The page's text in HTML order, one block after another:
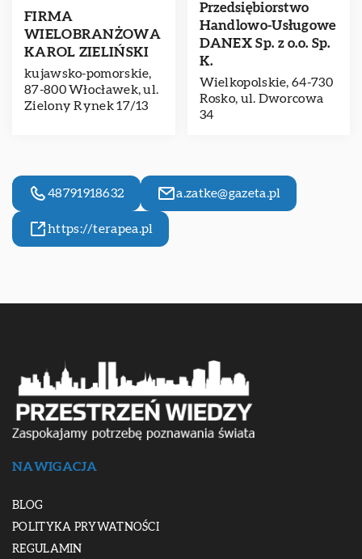
FIRMA
WIELOBRANŻOWA
KAROL ZIELIŃSKI
kujawsko-pomorskie,
87-800 Włocławek, ul.
Zielony Rynek 17/13
Przedsiębiorstwo
Handlowo-Usługowe
DANEX Sp. z o.o. Sp.
K.
Wielkopolskie, 64-730
Rosko, ul. Dworcowa
34
48791918632 a.zatke@gazeta.pl
https://terapea.pl
NAWIGACJA
BLOG
POLITYKA PRYWATNOŚCI
REGULAMIN